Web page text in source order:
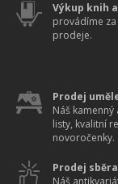
Výkup knih
provádíme
prodeje.
Prodej
Náš
listy, kvalitní
novoročenky.
Prodej
Náš